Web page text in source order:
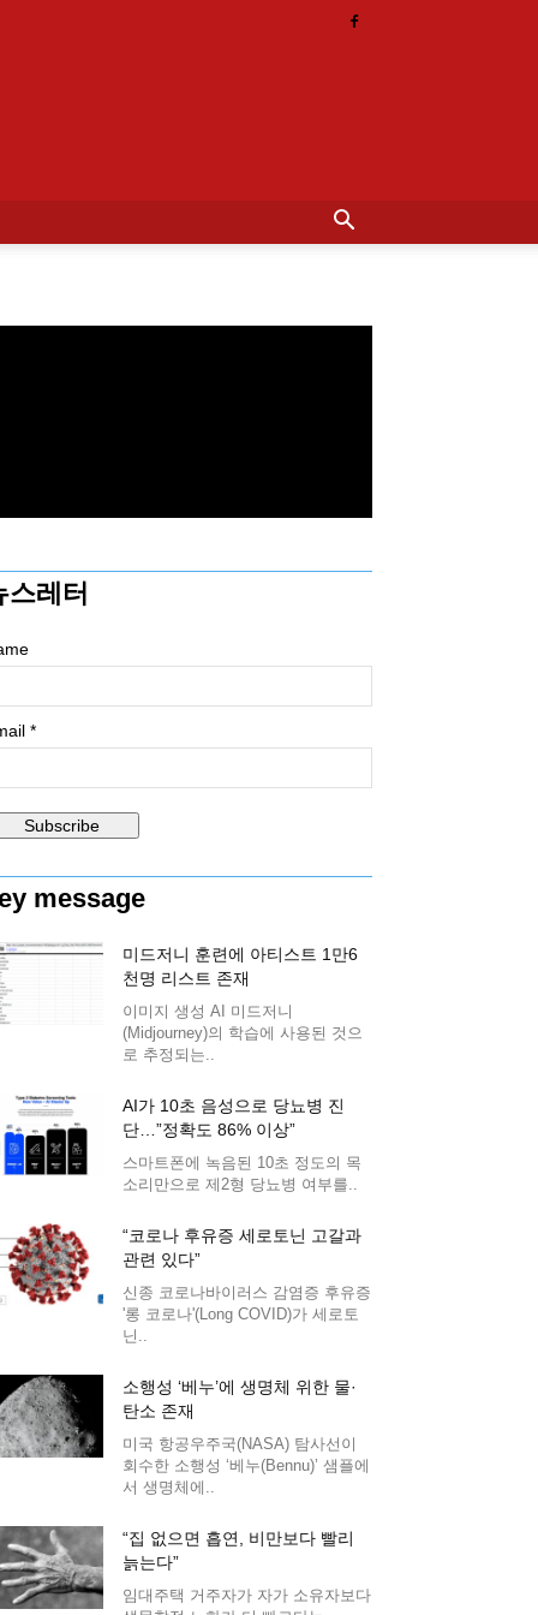
스레터
*
message
미드저니 훈련에 아티스트 1만6
천명 리스트 존재
이미지 생성 AI 미드저니
(Midjourney)의 학습에 사용된 것으
로 추정되는..
AI가 10초 음성으로 당뇨병 진
단…”정확도 86% 이상”
스마트폰에 녹음된 10초 정도의 목
소리만으로 제2형 당뇨병 여부를..
“코로나 후유증 세로토닌 고갈과
관련 있다”
신종 코로나바이러스 감염증 후유증
'롱 코로나'(Long COVID)가 세로토
닌..
소행성 ‘베누’에 생명체 위한 물·
탄소 존재
미국 항공우주국(NASA) 탐사선이
회수한 소행성 ‘베누(Bennu)’ 샘플에
서 생명체에..
“집 없으면 흡연, 비만보다 빨리
늙는다”
임대주택 거주자가 자가 소유자보다